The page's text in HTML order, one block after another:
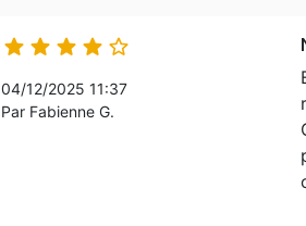
    
04/12/2025 11:37
Par Fabienne G.